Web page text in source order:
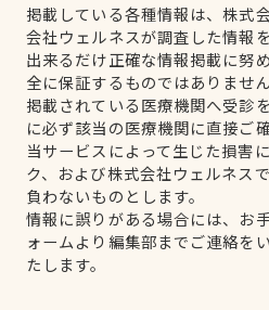
掲載している各種情報は、株式
会社ウェルネスが調査した情報
出来るだけ正確な情報掲載に努
全に保証するものではありません
掲載されている医療機関へ受診
に必ず該当の医療機関に直接ご
当サービスによって生じた損害
ク、および株式会社ウェルネス
負わないものとします。
情報に誤りがある場合には、お
ォームより編集部までご連絡を
たします。